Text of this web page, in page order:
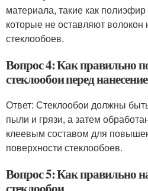
материала, такие как
которые не оставляют волокон
стеклообоев.
Вопрос 4: Как правильно
стеклообои перед
Ответ: Стеклообои должны
пыли и грязи, а затем
клеевым составом для
поверхности стеклообоев.
Вопрос 5: Как правильно